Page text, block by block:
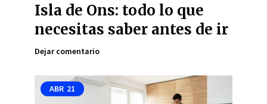
Isla de Ons: todo lo que
necesitas saber antes de ir
Dejar comentario
ABR 21